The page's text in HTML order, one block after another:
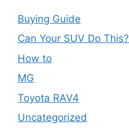
Buying Guide
Can Your SUV Do This?
How to
MG
Toyota RAV4
Uncategorized